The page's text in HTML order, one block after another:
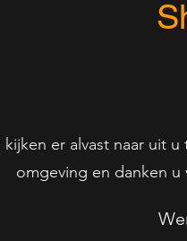
kijken er alvast naar uit
omgeving en danken u